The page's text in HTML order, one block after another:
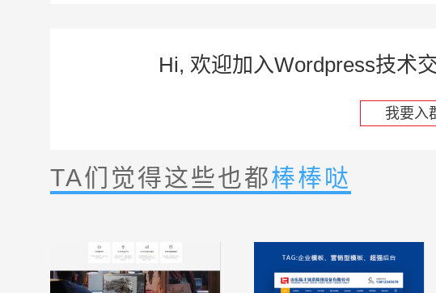
Hi, 欢迎加入Wordpress技术
我要入
TA们觉得这些也都棒棒哒